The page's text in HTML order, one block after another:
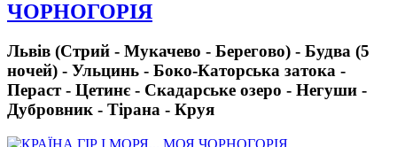
ЧОРНОГОРІЯ
Львів (Стрий - Мукачево - Берегово) - Будва (5
ночей) - Ульцинь - Боко-Каторська затока -
Пераст - Цетинє - Скадарське озеро - Негуши -
Дубровник - Тірана - Круя